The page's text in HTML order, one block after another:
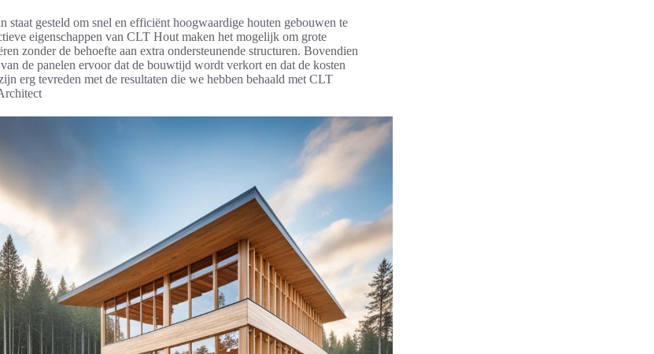
staat gesteld om snel en efficiënt hoogwaardige houten gebouwen te
eigenschappen van CLT Hout maken het mogelijk om grote
zonder de behoefte aan extra ondersteunende structuren. Bovendien
de panelen ervoor dat de bouwtijd wordt verkort en dat de kosten
erg tevreden met de resultaten die we hebben behaald met CLT